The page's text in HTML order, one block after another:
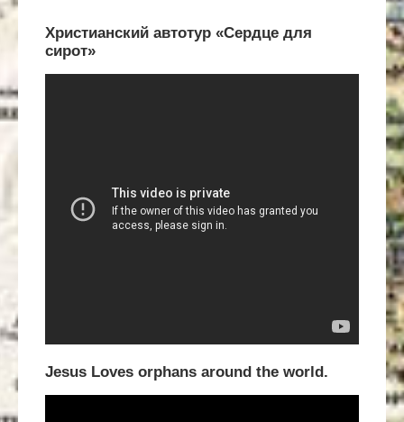
Христианский автотур «Сердце для
сирот»
Jesus Loves orphans around the world.